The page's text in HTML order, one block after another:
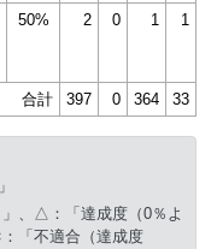
50% 2 0 1 1
合計 397 0 364 33
、△：「達成度（0％よ
「不適合（達成度